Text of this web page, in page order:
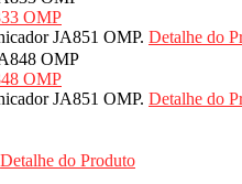
OMP
JA851 OMP. Detalhe do
OMP
JA851 OMP. Detalhe do
Detalhe do Produto